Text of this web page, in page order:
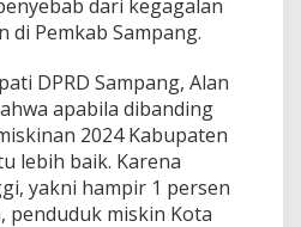
dari kegagalan
Pemkab Sampang.
DPRD Sampang, Alan
apabila dibanding
2024 Kabupaten
lebih baik. Karena
yakni hampir 1 persen
penduduk miskin Kota